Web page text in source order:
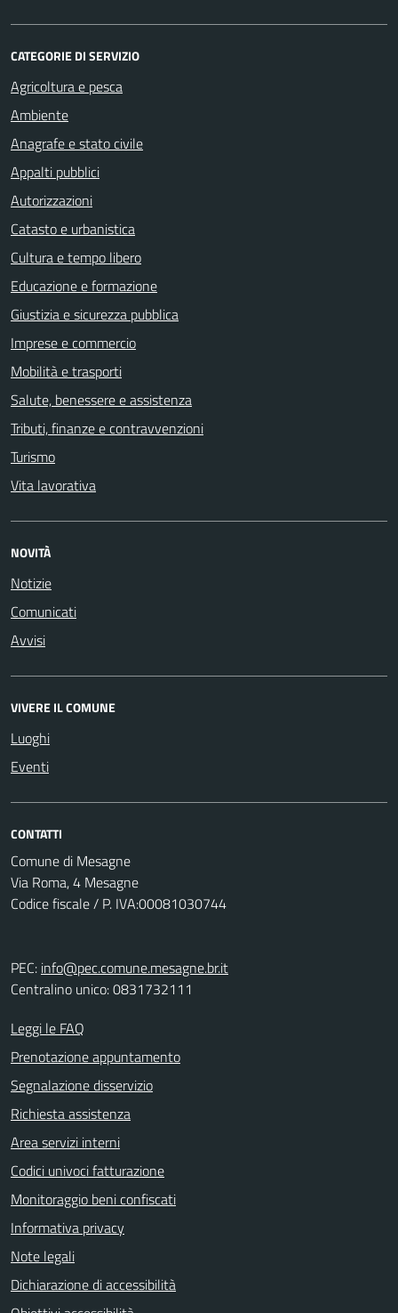
CATEGORIE DI SERVIZIO
Agricoltura e pesca
Ambiente
Anagrafe e stato civile
Appalti pubblici
Autorizzazioni
Catasto e urbanistica
Cultura e tempo libero
Educazione e formazione
Giustizia e sicurezza pubblica
Imprese e commercio
Mobilità e trasporti
Salute, benessere e assistenza
Tributi, finanze e contravvenzioni
Turismo
Vita lavorativa
NOVITÀ
Notizie
Comunicati
Avvisi
VIVERE IL COMUNE
Luoghi
Eventi
CONTATTI
Comune di Mesagne
Via Roma, 4 Mesagne
Codice fiscale / P. IVA:00081030744
PEC: info@pec.comune.mesagne.br.it
Centralino unico: 0831732111
Leggi le FAQ
Prenotazione appuntamento
Segnalazione disservizio
Richiesta assistenza
Area servizi interni
Codici univoci fatturazione
Monitoraggio beni confiscati
Informativa privacy
Note legali
Dichiarazione di accessibilità